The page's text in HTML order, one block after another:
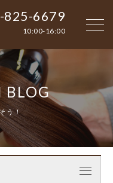
825-6679
10:00-16:00
BLOG
う！